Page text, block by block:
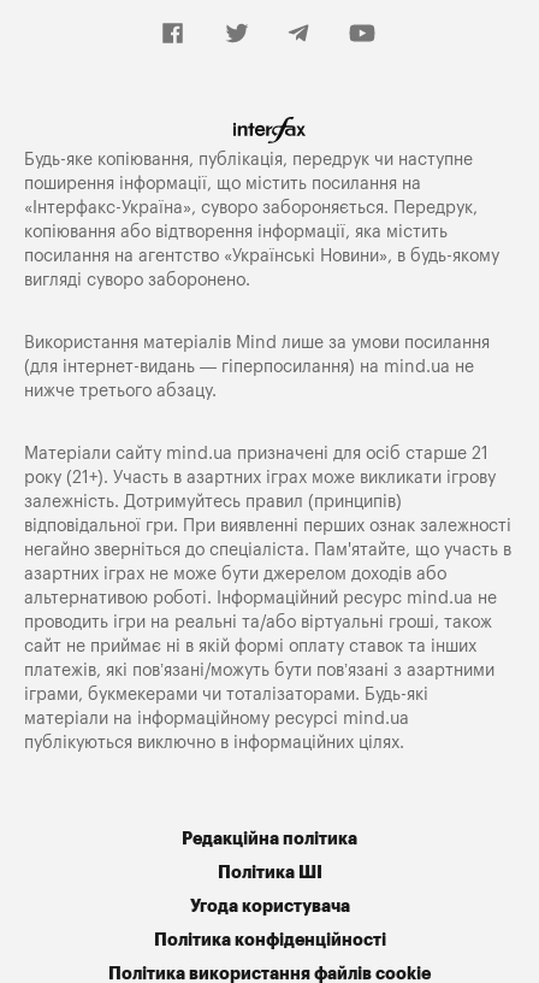
Будь-яке копiювання, публiкацiя, передрук чи наступне
поширення iнформацiї, що мiстить посилання на
«Iнтерфакс-Україна», суворо забороняється. Передрук,
копіювання або відтворення інформації, яка містить
посилання на агентство «Українські Новини», в будь-якому
вигляді суворо заборонено.
Використання матеріалів Mind лише за умови посилання
(для інтернет-видань — гіперпосилання) на mind.ua не
нижче третього абзацу.
Матеріали сайту mind.ua призначені для осіб старше 21
року (21+). Участь в азартних іграх може викликати ігрову
залежність. Дотримуйтесь правил (принципів)
відповідальної гри. При виявленні перших ознак залежності
негайно зверніться до спеціаліста. Пам'ятайте, що участь в
азартних іграх не може бути джерелом доходів або
альтернативою роботі. Інформаційний ресурс mind.ua не
проводить ігри на реальні та/або віртуальні гроші, також
сайт не приймає ні в якій формі оплату ставок та інших
платежів, які пов’язані/можуть бути пов’язані з азартними
іграми, букмекерами чи тоталізаторами. Будь-які
матеріали на інформаційному ресурсі mind.ua
публікуються виключно в інформаційних цілях.
Редакційна політика
Політика ШІ
Угода користувача
Політика конфіденційності
Політика використання файлів cookie